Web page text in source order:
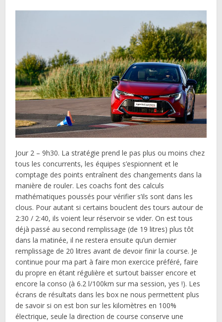
Jour 2 – 9h30. La stratégie prend le pas plus ou moins chez
tous les concurrents, les équipes s’espionnent et le
comptage des points entraînent des changements dans la
manière de rouler. Les coachs font des calculs
mathématiques poussés pour vérifier s’ils sont dans les
clous. Pour autant si certains bouclent des tours autour de
2:30 / 2:40, ils voient leur réservoir se vider. On est tous
déjà passé au second remplissage (de 19 litres) plus tôt
dans la matinée, il ne restera ensuite qu’un dernier
remplissage de 20 litres avant de devoir finir la course. Je
continue pour ma part à faire mon exercice préféré, faire
du propre en étant régulière et surtout baisser encore et
encore la conso (à 6.2 l/100km sur ma session, yes !). Les
écrans de résultats dans les box ne nous permettent plus
de savoir si on est bon sur les kilomètres en 100%
électrique, seule la direction de course conserve une